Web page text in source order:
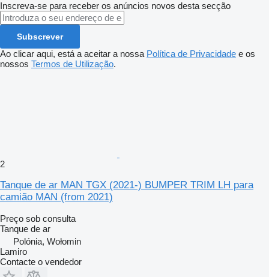
Inscreva-se para receber os anúncios novos desta secção
Subscrever
Ao clicar aqui, está a aceitar a nossa Política de Privacidade e os
nossos Termos de Utilização.
2
Tanque de ar MAN TGX (2021-) BUMPER TRIM LH para
camião MAN (from 2021)
Preço sob consulta
Tanque de ar
Polónia, Wołomin
Lamiro
Contacte o vendedor